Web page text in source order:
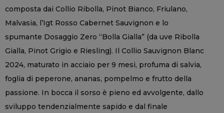
composta dai Collio Ribolla, Pinot Bianco, Friulano,
Malvasia, l’Igt Rosso Cabernet Sauvignon e lo
spumante Dosaggio Zero “Bolla Gialla” (da uve Ribolla
Gialla, Pinot Grigio e Riesling). Il Collio Sauvignon Blanc
2024, maturato in acciaio per 9 mesi, profuma di salvia,
foglia di peperone, ananas, pompelmo e frutto della
passione. In bocca il sorso è pieno ed avvolgente, dallo
sviluppo tendenzialmente sapido e dal finale